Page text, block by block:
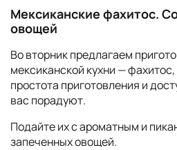
Мексиканские фахитос.
овощей
Во вторник предлагаем
мексиканской кухни — фахитос,
простота приготовления и
вас порадуют.
Подайте их с ароматным и
запеченных овощей.